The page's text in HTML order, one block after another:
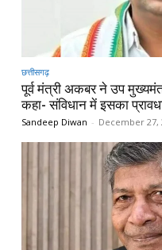
छत्तीसगढ़
पूर्व मंत्री अकबर ने उप
कहा- संविधान में इसका
Sandeep Diwan - December 27,